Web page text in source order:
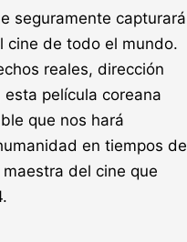
seguramente capturará
cine de todo el mundo.
reales, dirección
película coreana
que nos hará
en tiempos de
del cine que